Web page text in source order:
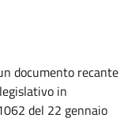
documento recante
in
del 22 gennaio